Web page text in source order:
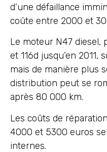
d’une défaillance
coûte entre 2000 et
Le moteur N47 diesel,
et 116d jusqu’en
mais de manière plus
distribution peut se
après 80 000 km.
Les coûts de
4000 et 5300 euros
internes.